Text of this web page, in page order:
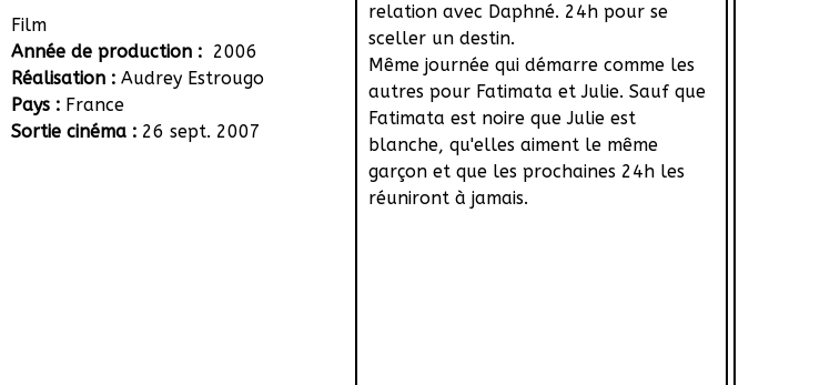
Film
Année de production : 2006
Réalisation : Audrey Estrougo
Pays : France
Sortie cinéma : 26 sept. 2007
relation avec Daphné. 24h pour se
sceller un destin.
Même journée qui démarre comme les
autres pour Fatimata et Julie. Sauf que
Fatimata est noire que Julie est
blanche, qu'elles aiment le même
garçon et que les prochaines 24h les
réuniront à jamais.